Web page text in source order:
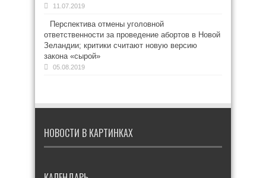
11.07.2019
Перспектива отмены уголовной
ответственности за проведение абортов в Новой
Зеландии; критики считают новую версию
закона «сырой»
05.08.2019
НОВОСТИ В КАРТИНКАХ